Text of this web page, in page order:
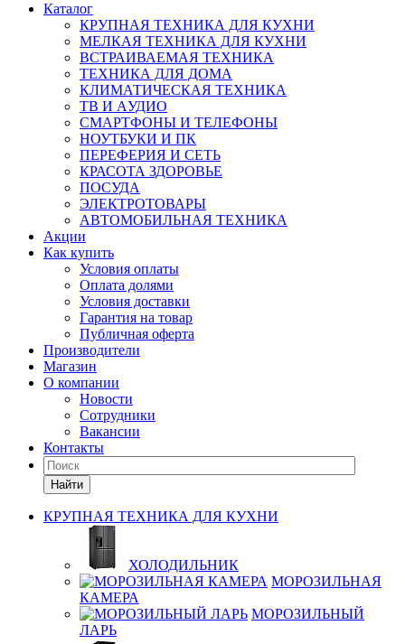
Каталог
КРУПНАЯ ТЕХНИКА ДЛЯ КУХНИ
МЕЛКАЯ ТЕХНИКА ДЛЯ КУХНИ
ВСТРАИВАЕМАЯ ТЕХНИКА
ТЕХНИКА ДЛЯ ДОМА
КЛИМАТИЧЕСКАЯ ТЕХНИКА
ТВ И AУДИО
СМАРТФОНЫ И ТЕЛЕФОНЫ
НОУТБУКИ И ПК
ПЕРЕФЕРИЯ И СЕТЬ
КРАСОТА ЗДОРОВЬЕ
ПОСУДА
ЭЛЕКТРОТОВАРЫ
АВТОМОБИЛЬНАЯ ТЕХНИКА
Акции
Как купить
Условия оплаты
Оплата долями
Условия доставки
Гарантия на товар
Публичная оферта
Производители
Магазин
О компании
Новости
Сотрудники
Вакансии
Контакты
Найти
КРУПНАЯ ТЕХНИКА ДЛЯ КУХНИ
ХОЛОДИЛЬНИК
МОРОЗИЛЬНАЯ
КАМЕРА
МОРОЗИЛЬНЫЙ
ЛАРЬ